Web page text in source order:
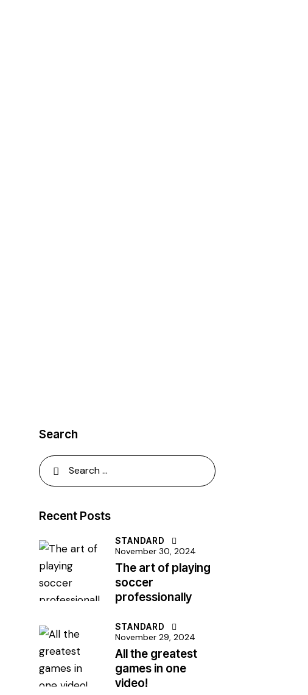
Search
Recent Posts
STANDARD
November 30, 2024
The art of playing
soccer
professionally
STANDARD
November 29, 2024
All the greatest
games in one
video!